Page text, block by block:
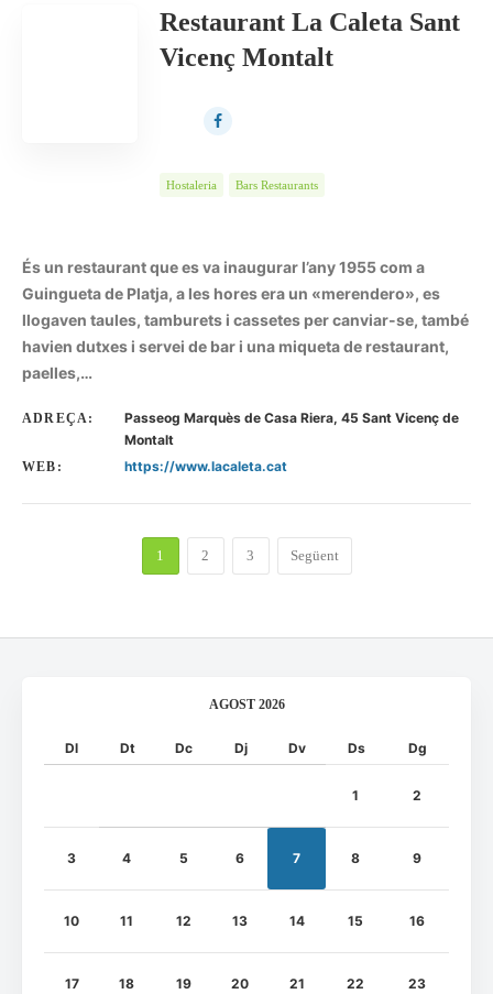
Restaurant La Caleta Sant
Vicenç Montalt
Hostaleria Bars Restaurants
És un restaurant que es va inaugurar l’any 1955 com a
Guingueta de Platja, a les hores era un «merendero», es
llogaven taules, tamburets i cassetes per canviar-se, també
havien dutxes i servei de bar i una miqueta de restaurant,
paelles,…
ADREÇA:
Passeog Marquès de Casa Riera, 45 Sant Vicenç de
Montalt
WEB: https://www.lacaleta.cat
1 2 3 Següent
AGOST 2026
Dl Dt Dc Dj Dv Ds Dg
1 2
3 4 5 6 7 8 9
10 11 12 13 14 15 16
17 18 19 20 21 22 23